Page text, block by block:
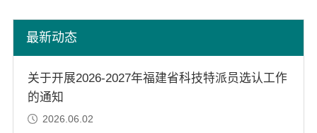
最新动态
关于开展2026-2027年福建省科技特派员选认工作
的通知
2026.06.02